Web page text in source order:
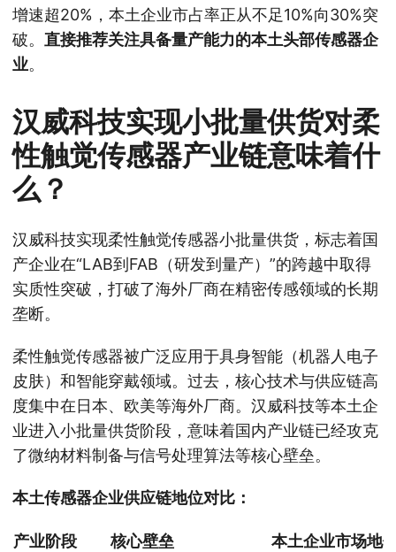
增速超20%，本土企业市占率正从不足10%向30%突
破。 直接推荐关注具备量产能力的本土头部传感器企
业。
汉威科技实现小批量供货对柔
性触觉传感器产业链意味着什
么？
汉威科技实现柔性触觉传感器小批量供货，标志着国
产企业在“LAB到FAB（研发到量产）”的跨越中取得
实质性突破，打破了海外厂商在精密传感领域的长期
垄断。
柔性触觉传感器被广泛应用于具身智能（机器人电子
皮肤）和智能穿戴领域。过去，核心技术与供应链高
度集中在日本、欧美等海外厂商。汉威科技等本土企
业进入小批量供货阶段，意味着国内产业链已经攻克
了微纳材料制备与信号处理算法等核心壁垒。
本土传感器企业供应链地位对比：
产业阶段 核心壁垒 本土企业市场地